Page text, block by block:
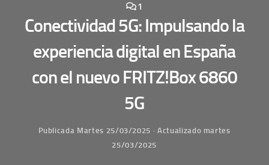
1
Conectividad 5G: Impulsando la
experiencia digital en España
con el nuevo FRITZ!Box 6860
5G
Publicada Martes 25/03/2025 · Actualizado martes
25/03/2025